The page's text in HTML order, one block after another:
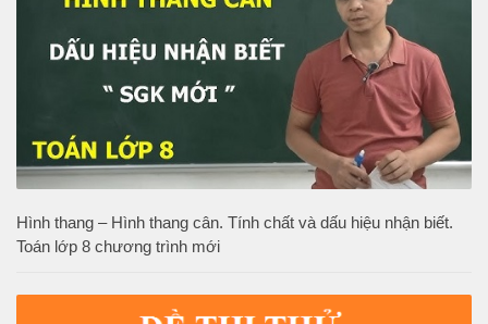
Hình thang – Hình thang cân. Tính chất và dấu hiệu nhận biết.
Toán lớp 8 chương trình mới